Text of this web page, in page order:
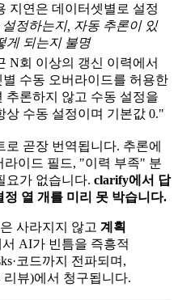
지연은 데이터셋별로 설정
설정하는지, 자동 추론이 있
게 되는지 불명
N회 이상의 갱신 이력에서
수동 오버라이드를 허용한
추론하지 않고 수동 설정을
상 수동 설정이며 기본값 0."
로 곧장 번역됩니다. 추론에
라이드 필드, "이력 부족" 분
요가 없습니다. clarify에서 답
열 개를 미리 못 박습니다.
사라지지 않고 계획
서 AI가 빈틈을 즉흥적
코드까지 전파되며,
뷰)에서 청구됩니다.